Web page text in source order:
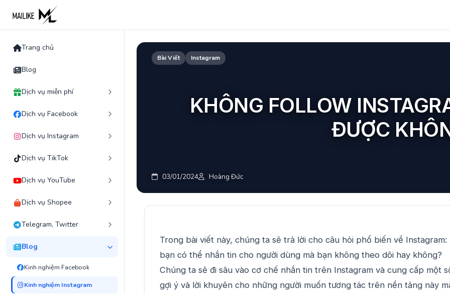
content
Trang chủ
Blog
Dịch vụ miễn phí
Dịch vụ Facebook
Dịch vụ Instagram
Dịch vụ TikTok
Dịch vụ YouTube
Dịch vụ Shopee
Telegram, Twitter
Blog
Kinh nghiệm Facebook
Kinh nghiệm Instagram
Bài Viết Instagram
KHÔNG FOLLOW
ĐƯỢC
03/01/2024 Hoàng Đức
Trong bài viết này, chúng ta sẽ trả lời cho câu hỏi phổ biến về Instagram:
bạn có thể nhắn tin cho người dùng mà bạn không theo dõi hay không?
Chúng ta sẽ đi sâu vào cơ chế nhắn tin trên Instagram và cung cấp một
gợi ý và lời khuyên cho những người muốn tương tác trên nền tảng này